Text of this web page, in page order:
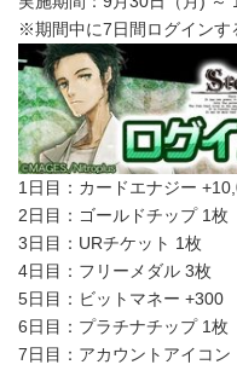
※期間中に7日間ログインす
1日目：カードエナジー
2日目：ゴールドチップ 1枚
3日目：URチケット 1枚
4日目：フリーメダル 3枚
5日目：ビットマネー +300
6日目：プラチナチップ 1枚
7日目：アカウントアイコン